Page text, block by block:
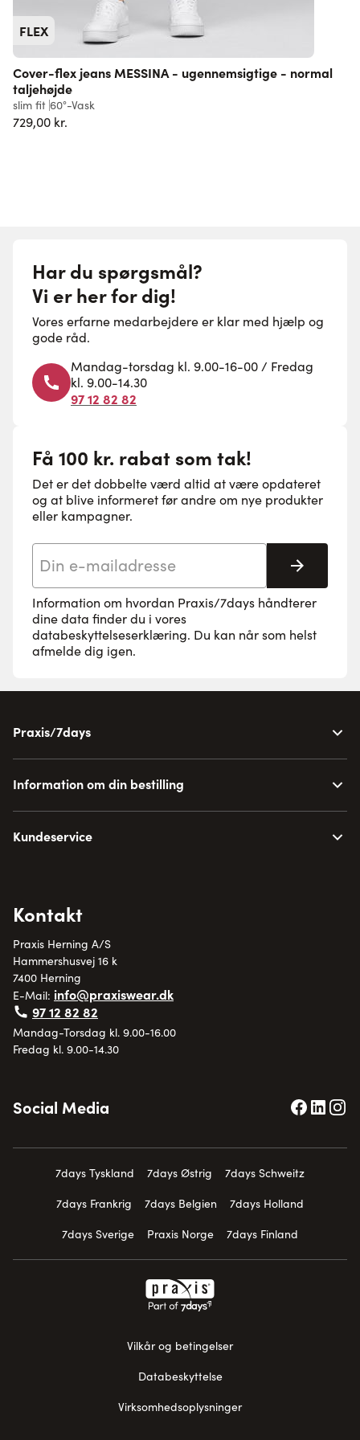
FLEX
Cover-flex jeans MESSINA - ugennemsigtige - normal
taljehøjde
slim fit 60°-Vask
729,00 kr.
Har du spørgsmål?
Vi er her for dig!
Vores erfarne medarbejdere er klar med hjælp og
gode råd.
Mandag-torsdag kl. 9.00-16-00 / Fredag
kl. 9.00-14.30
97 12 82 82
Få 100 kr. rabat som tak!
Det er det dobbelte værd altid at være opdateret
og at blive informeret før andre om nye produkter
eller kampagner.
Tilmeld
Information om hvordan Praxis/7days håndterer
dine data finder du i vores
databeskyttelseserklæring. Du kan når som helst
afmelde dig igen.
Praxis/7days
Information om din bestilling
Kundeservice
Kontakt
Praxis Herning A/S
Hammershusvej 16 k
7400 Herning
E-Mail: info@praxiswear.dk
97 12 82 82
Mandag-Torsdag kl. 9.00-16.00
Fredag kl. 9.00-14.30
Social Media
7days Tyskland 7days Østrig
7days Schweitz
7days Frankrig
7days Belgien
7days Holland
7days Sverige
Praxis Norge 7days Finland
Vilkår og betingelser
Databeskyttelse
Virksomhedsoplysninger